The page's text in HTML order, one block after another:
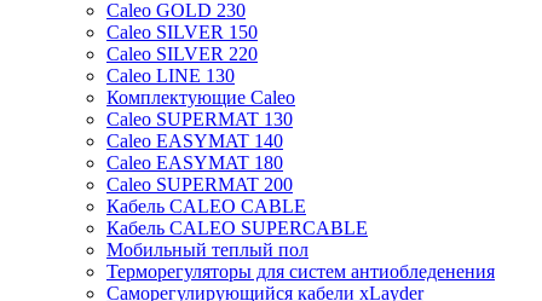
Caleo GOLD 230
Caleo SILVER 150
Caleo SILVER 220
Caleo LINE 130
Комплектующие Caleo
Caleo SUPERMAT 130
Caleo EASYMAT 140
Caleo EASYMAT 180
Caleo SUPERMAT 200
Кабель CALEO CABLE
Кабель CALEO SUPERCABLE
Мобильный теплый пол
Терморегуляторы для систем антиобледенения
Саморегулирующийся кабели xLayder